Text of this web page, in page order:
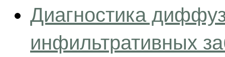
Диагностика
инфильтративных